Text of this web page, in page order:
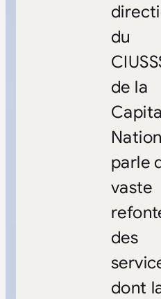
du
de la
parle
vaste
des
dont